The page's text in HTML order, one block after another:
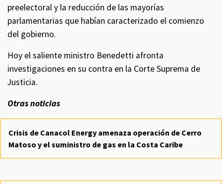
preelectoral y la reducción de las mayorías
parlamentarias que habían caracterizado el comienzo
del gobierno.
Hoy el saliente ministro Benedetti afronta
investigaciones en su contra en la Corte Suprema de
Justicia.
Otras noticias
Crisis de Canacol Energy amenaza operación de Cerro
Matoso y el suministro de gas en la Costa Caribe